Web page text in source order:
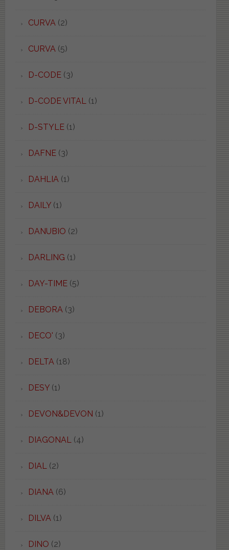
CURVA(2)
CURVA(5)
D-CODE(3)
D-CODE VITAL(1)
D-STYLE(1)
DAFNE(3)
DAHLIA(1)
DAILY(1)
DANUBIO (2)
DARLING (1)
DAY-TIME(5)
DEBORA(3)
DECO' (3)
DELTA(18)
DESY(1)
DEVON&DEVON (1)
DIAGONAL(4)
DIAL(2)
DIANA(6)
DILVA(1)
DINO (2)